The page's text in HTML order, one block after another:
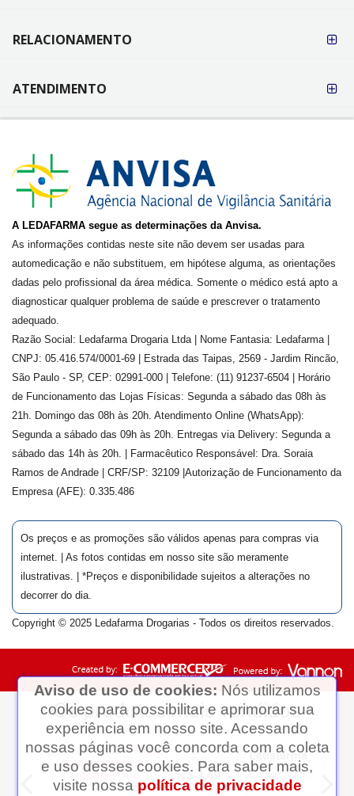
Ledafarma
Clique aqui...
RELACIONAMENTO
ATENDIMENTO
A LEDAFARMA segue as determinações da Anvisa.
As informações contidas neste site não devem ser usadas para
automedicação e não substituem, em hipótese alguma, as orientações
dadas pelo profissional da área médica. Somente o médico está apto a
diagnosticar qualquer problema de saúde e prescrever o tratamento
adequado.
Razão Social: Ledafarma Drogaria Ltda | Nome Fantasia: Ledafarma |
CNPJ: 05.416.574/0001-69 | Estrada das Taipas, 2569 - Jardim Rincão,
São Paulo - SP, CEP: 02991-000 | Telefone: (11) 91237-6504 | Horário
de Funcionamento das Lojas Físicas: Segunda a sábado das 08h às
21h. Domingo das 08h às 20h. Atendimento Online (WhatsApp):
Segunda a sábado das 09h às 20h. Entregas via Delivery: Segunda a
sábado das 14h às 20h. | Farmacêutico Responsável: Dra. Soraia
Ramos de Andrade
| CRF/SP: 32109 |Autorização de Funcionamento da
Empresa (AFE): 0.335.486
Os preços e as promoções são válidos apenas para compras via
internet. | As fotos contidas em nosso site são meramente
ilustrativas. | *Preços e disponibilidade sujeitos a alterações no
decorrer do dia.
Copyright © 2025 Ledafarma Drogarias - Todos os direitos reservados.
Aviso de uso de cookies: Nós utilizamos
cookies para possibilitar e aprimorar sua
experiência em nosso site. Acessando
nossas páginas você concorda com a coleta
e uso desses cookies. Para saber mais,
visite nossa política de privacidade